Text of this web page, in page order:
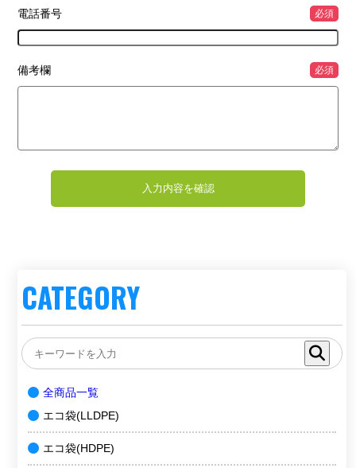
電話番号 必須
備考欄 必須
CATEGORY
全商品一覧
エコ袋(LLDPE)
エコ袋(HDPE)